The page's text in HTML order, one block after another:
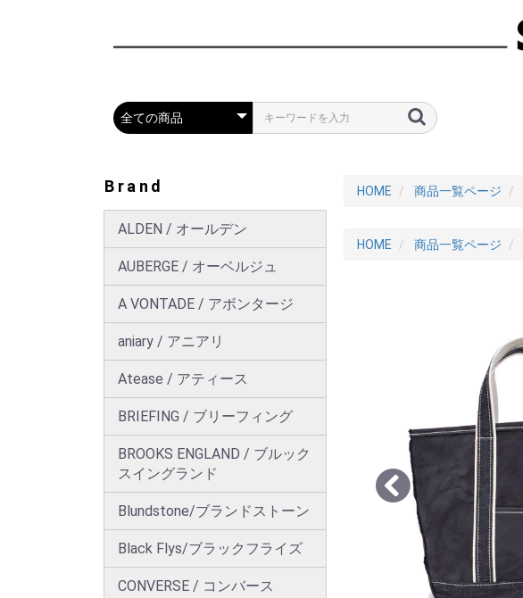
Brand
ALDEN / オールデン
AUBERGE / オーベルジュ
A VONTADE / アボンタージ
aniary / アニアリ
Atease / アティース
BRIEFING / ブリーフィング
BROOKS ENGLAND / ブルック
スイングランド
Blundstone/ブランドストーン
Black Flys/ブラックフライズ
CONVERSE / コンバース
HOME 商品一覧ページ
HOME 商品一覧ページ